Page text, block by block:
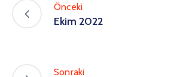
Önceki
Ekim 2022
Sonraki